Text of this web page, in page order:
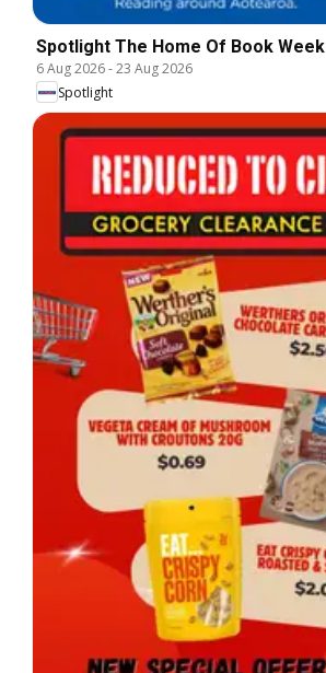
Spotlight The Home Of Book Week
6 Aug 2026-23 Aug 2026
Spotlight